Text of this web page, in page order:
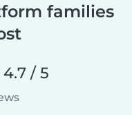
families
4.7 / 5